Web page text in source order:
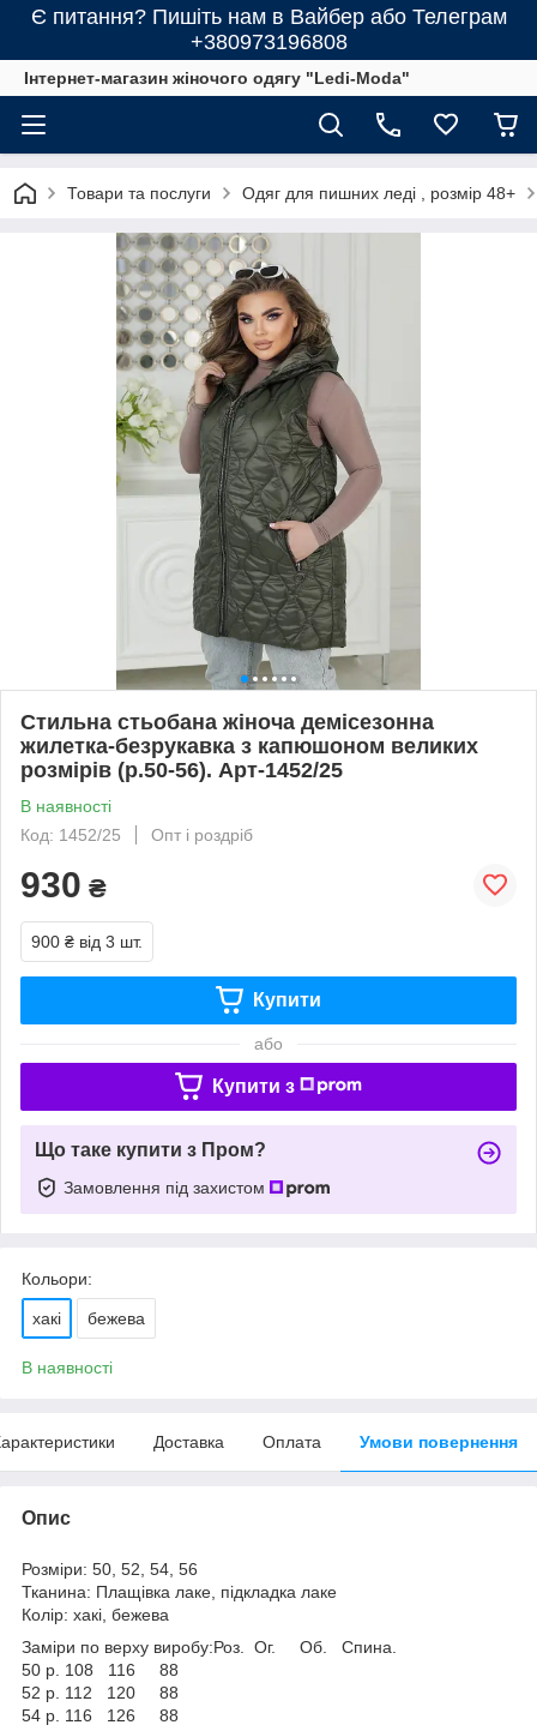
Є питання? Пишіть нам в Вайбер або Телеграм
+380973196808
Інтернет-магазин жіночого одягу "Ledi-Moda"
Товари та послуги Одяг для пишних леді , розмір 48+
Стильна стьобана жіноча демісезонна
жилетка-безрукавка з капюшоном великих
розмірів (р.50-56). Арт-1452/25
В наявності
Код: 1452/25
Опт і роздріб
930 ₴
900 ₴ від 3 шт.
Купити
або
Купити з
Що таке купити з Пром?
Замовлення під захистом
Кольори:
хакі бежева
В наявності
Доставка Оплата Умови повернення
Опис
Розміри: 50, 52, 54, 56
Тканина: Плащівка лаке, підкладка лаке
Колір: хакі, бежева
Заміри по верху виробу:Роз. Ог. Об. Спина.
50 р. 108 116 88
52 р. 112 120 88
54 р. 116 126 88